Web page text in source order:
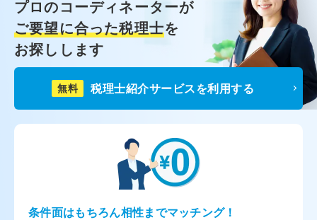
プロのコーディネーターが
ご要望に合った税理士を
お探しします
無料 税理士紹介サービスを利用する
条件面はもちろん相性までマッチング！